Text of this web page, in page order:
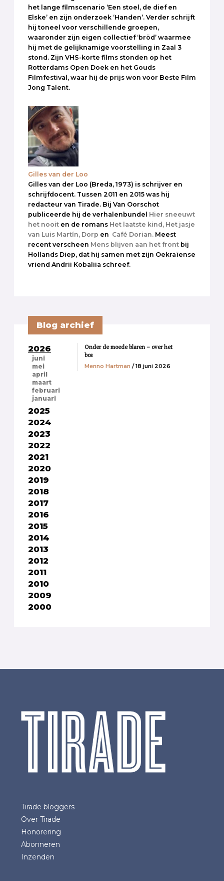
het lange filmscenario ‘Een stoel, de dief en
Elske’ en zijn onderzoek ‘Handen’. Verder schrijft
hij toneel voor verschillende groepen,
waaronder zijn eigen collectief ‘bröd’ waarmee
hij met de gelijknamige voorstelling in Zaal 3
stond. Zijn VHS-korte films stonden op het
Rotterdams Open Doek en het Gouds
Filmfestival, waar hij de prijs won voor Beste Film
Jong Talent.
Gilles van der Loo
Gilles van der Loo (Breda, 1973) is schrijver en
schrijfdocent. Tussen 2011 en 2015 was hij
redacteur van Tirade. Bij Van Oorschot
publiceerde hij de verhalenbundel Hier sneeuwt
het nooit en de romans Het laatste kind, Het jasje
van Luis Martín, Dorp en Café Dorian. Meest
recent verscheen Mens blijven aan het front bij
Hollands Diep, dat hij samen met zijn Oekraïense
vriend Andrii Kobaliia schreef.
Blog archief
2026
juni
mei
april
maart
februari
januari
2025
2024
2023
2022
2021
2020
2019
2018
2017
2016
2015
2014
2013
2012
2011
2010
2009
2000
Onder de moede blaren – over het
bos
Menno Hartman / 18 juni 2026
Tirade bloggers
Over Tirade
Honorering
Abonneren
Inzenden